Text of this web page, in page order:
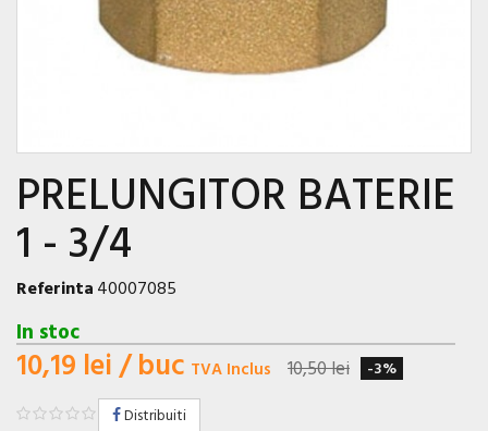
PRELUNGITOR BATERIE
1 - 3/4
Referinta40007085
In stoc
10,19 lei/ buc TVA Inclus 10,50 lei
-3%
Distribuiti